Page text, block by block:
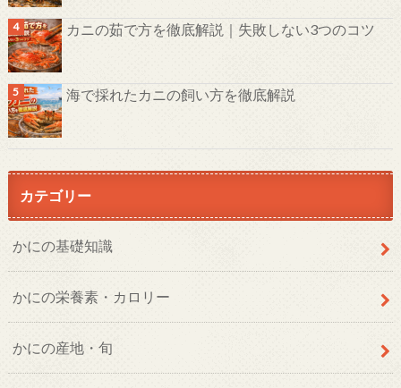
カニの茹で方を徹底解説｜失敗しない3つのコツ
海で採れたカニの飼い方を徹底解説
カテゴリー
かにの基礎知識
かにの栄養素・カロリー
かにの産地・旬